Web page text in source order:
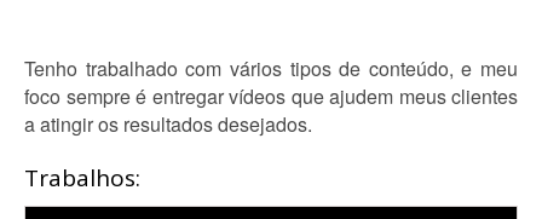
Tenho trabalhado com vários tipos de conteúdo, e meu
foco sempre é entregar vídeos que ajudem meus clientes
a atingir os resultados desejados.
Trabalhos: